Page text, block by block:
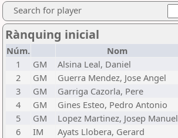
Search for player
Rànquing inicial
Núm. Nom
1
GM Alsina Leal, Daniel
2
GM Guerra Mendez, Jose Angel
3
GM Garriga Cazorla, Pere
4
GM Gines Esteo, Pedro Antonio
5
GM Lopez Martinez, Josep Manuel
6
IM Ayats Llobera, Gerard